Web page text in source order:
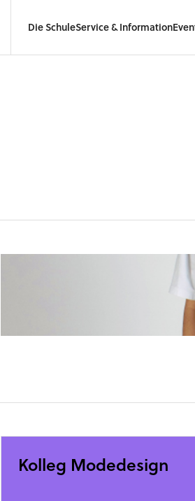
Die SchuleService & Information
Kolleg Modedesign